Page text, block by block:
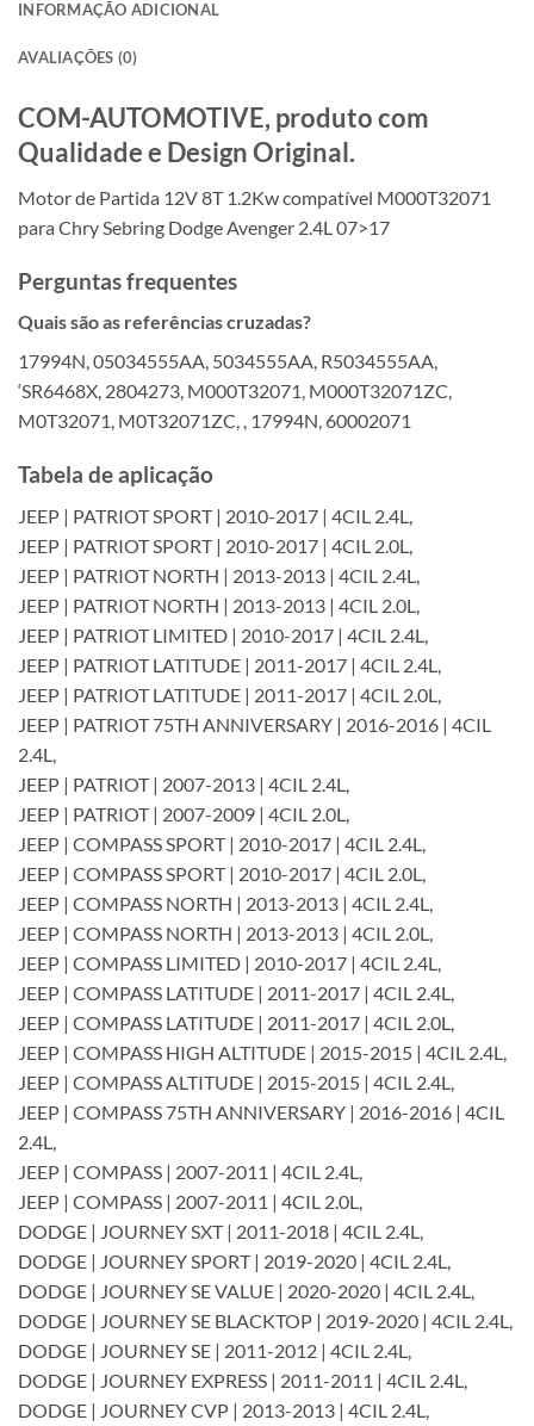
INFORMAÇÃO ADICIONAL
AVALIAÇÕES (0)
COM-AUTOMOTIVE, produto com
Qualidade e Design Original.
Motor de Partida 12V 8T 1.2Kw compatível M000T32071
para Chry Sebring Dodge Avenger 2.4L 07>17
Perguntas frequentes
Quais são as referências cruzadas?
17994N, 05034555AA, 5034555AA, R5034555AA,
‘SR6468X, 2804273, M000T32071, M000T32071ZC,
M0T32071, M0T32071ZC, , 17994N, 60002071
Tabela de aplicação
JEEP | PATRIOT SPORT | 2010-2017 | 4CIL 2.4L,
JEEP | PATRIOT SPORT | 2010-2017 | 4CIL 2.0L,
JEEP | PATRIOT NORTH | 2013-2013 | 4CIL 2.4L,
JEEP | PATRIOT NORTH | 2013-2013 | 4CIL 2.0L,
JEEP | PATRIOT LIMITED | 2010-2017 | 4CIL 2.4L,
JEEP | PATRIOT LATITUDE | 2011-2017 | 4CIL 2.4L,
JEEP | PATRIOT LATITUDE | 2011-2017 | 4CIL 2.0L,
JEEP | PATRIOT 75TH ANNIVERSARY | 2016-2016 | 4CIL
2.4L,
JEEP | PATRIOT | 2007-2013 | 4CIL 2.4L,
JEEP | PATRIOT | 2007-2009 | 4CIL 2.0L,
JEEP | COMPASS SPORT | 2010-2017 | 4CIL 2.4L,
JEEP | COMPASS SPORT | 2010-2017 | 4CIL 2.0L,
JEEP | COMPASS NORTH | 2013-2013 | 4CIL 2.4L,
JEEP | COMPASS NORTH | 2013-2013 | 4CIL 2.0L,
JEEP | COMPASS LIMITED | 2010-2017 | 4CIL 2.4L,
JEEP | COMPASS LATITUDE | 2011-2017 | 4CIL 2.4L,
JEEP | COMPASS LATITUDE | 2011-2017 | 4CIL 2.0L,
JEEP | COMPASS HIGH ALTITUDE | 2015-2015 | 4CIL 2.4L,
JEEP | COMPASS ALTITUDE | 2015-2015 | 4CIL 2.4L,
JEEP | COMPASS 75TH ANNIVERSARY | 2016-2016 | 4CIL
2.4L,
JEEP | COMPASS | 2007-2011 | 4CIL 2.4L,
JEEP | COMPASS | 2007-2011 | 4CIL 2.0L,
DODGE | JOURNEY SXT | 2011-2018 | 4CIL 2.4L,
DODGE | JOURNEY SPORT | 2019-2020 | 4CIL 2.4L,
DODGE | JOURNEY SE VALUE | 2020-2020 | 4CIL 2.4L,
DODGE | JOURNEY SE BLACKTOP | 2019-2020 | 4CIL 2.4L,
DODGE | JOURNEY SE | 2011-2012 | 4CIL 2.4L,
DODGE | JOURNEY EXPRESS | 2011-2011 | 4CIL 2.4L,
DODGE | JOURNEY CVP | 2013-2013 | 4CIL 2.4L,